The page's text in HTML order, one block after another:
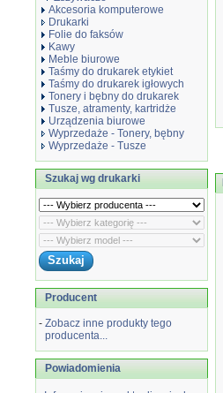
Akcesoria komputerowe
Drukarki
Folie do faksów
Kawy
Meble biurowe
Taśmy do drukarek etykiet
Taśmy do drukarek igłowych
Tonery i bębny do drukarek
Tusze, atramenty, kartridże
Urządzenia biurowe
Wyprzedaże - Tonery, bębny
Wyprzedaże - Tusze
Szukaj wg drukarki
Producent
- Zobacz inne produkty tego
producenta...
Powiadomienia